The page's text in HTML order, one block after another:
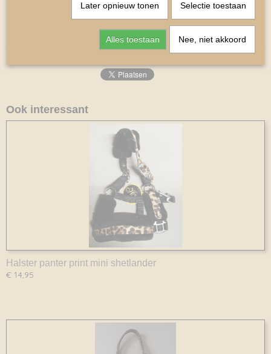
Ook interessant
Halster panter print mini shetlander
€ 14,95
Later opnieuw tonen Selectie toestaan
Alles toestaan Nee, niet akkoord